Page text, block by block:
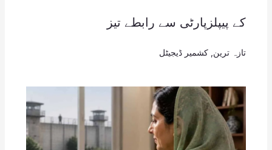
کے پیپلزپارٹی سے رابطے تیز
تازہ ترین کشمیر ڈیجیٹل